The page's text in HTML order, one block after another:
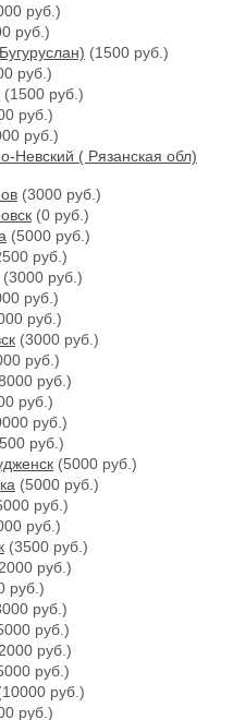
руб.)
руб.)
(1500 руб.)
руб.)
(1500 руб.)
руб.)
руб.)
Невский ( Рязанская обл)
(3000 руб.)
(0 руб.)
(5000 руб.)
руб.)
(3000 руб.)
руб.)
руб.)
(3000 руб.)
руб.)
руб.)
руб.)
руб.)
руб.)
(5000 руб.)
(5000 руб.)
руб.)
руб.)
(3500 руб.)
руб.)
руб.)
руб.)
руб.)
руб.)
руб.)
руб.)
руб.)